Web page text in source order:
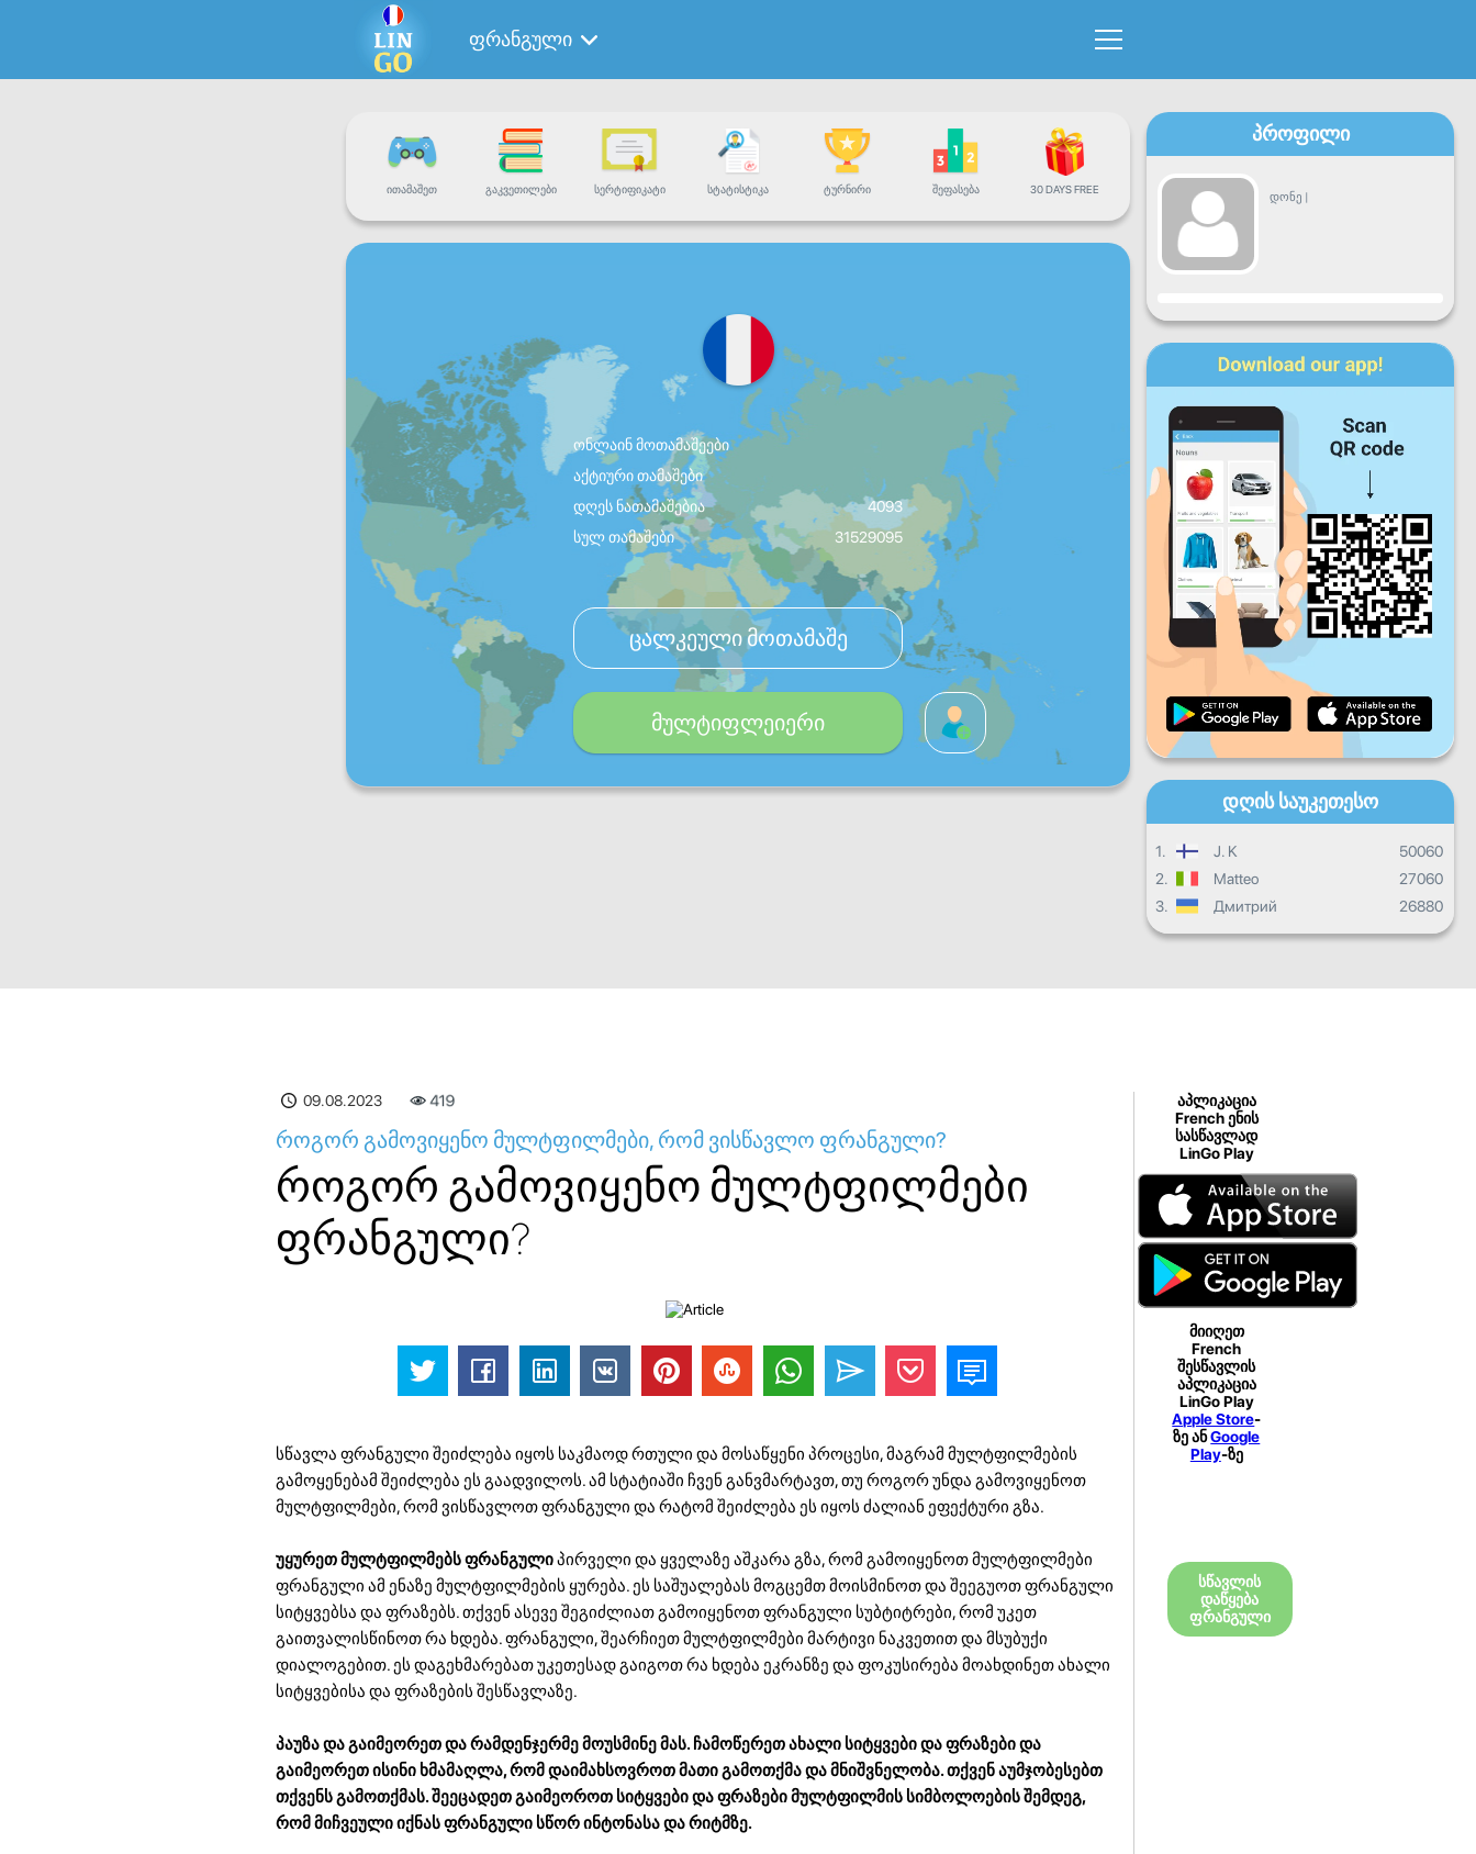
ფრანგული
ᲘᲗᲐᲛᲐᲨᲔᲗ ᲒᲐᲙᲕᲔᲗᲘᲚᲔᲑᲘ ᲡᲔᲠᲢᲘᲤᲘᲙᲐᲢᲘ ᲡᲢᲐᲢᲘᲡᲢᲘᲙᲐ ᲢᲣᲠᲜᲘᲠᲘ ᲨᲔᲤᲐᲡᲔᲑᲐ 30 DAYS FREE
ონლაინ მოთამაშეები
აქტიური თამაშები
დღეს ნათამაშებია
4093
სულ თამაშები
31529095
ცალკეული მოთამაშე
მულტიფლეიერი
პროფილი
დონე |
პროგრესი
ორშ ოთხ ხუთ
შაბ კვირ
ყოველდღიური პროგრესი
ყოველთვიური პროგრესი
Სერტიფიკატი
Საერთო პროგრესი
დღის საუკეთესო
1. J. K
50060
2.
Matteo
27060
3.
Дмитрий 26880
09.08.2023 419
როგორ გამოვიყენო მულტფილმები, რომ ვისწავლო ფრანგული?
როგორ გამოვიყენო მულტფილმები
ფრანგული?
სწავლა ფრანგული შეიძლება იყოს საკმაოდ რთული და მოსაწყენი პროცესი, მაგრამ მულტფილმების
გამოყენებამ შეიძლება ეს გაადვილოს. ამ სტატიაში ჩვენ განვმარტავთ, თუ როგორ უნდა გამოვიყენოთ
მულტფილმები, რომ ვისწავლოთ ფრანგული და რატომ შეიძლება ეს იყოს ძალიან ეფექტური გზა.
უყურეთ მულტფილმებს ფრანგულიპირველი და ყველაზე აშკარა გზა, რომ გამოიყენოთ მულტფილმები
ფრანგული ამ ენაზე მულტფილმების ყურება. ეს საშუალებას მოგცემთ მოისმინოთ და შეეგუოთ ფრანგული
სიტყვებსა და ფრაზებს. თქვენ ასევე შეგიძლიათ გამოიყენოთ ფრანგული სუბტიტრები, რომ უკეთ
გაითვალისწინოთ რა ხდება. ფრანგული, შეარჩიეთ მულტფილმები მარტივი ნაკვეთით და მსუბუქი
დიალოგებით. ეს დაგეხმარებათ უკეთესად გაიგოთ რა ხდება ეკრანზე და ფოკუსირება მოახდინეთ ახალი
სიტყვებისა და ფრაზების შესწავლაზე.
პაუზა და გაიმეორეთ და რამდენჯერმე მოუსმინე მას. ჩამოწერეთ ახალი სიტყვები და ფრაზები და
გაიმეორეთ ისინი ხმამაღლა, რომ დაიმახსოვროთ მათი გამოთქმა და მნიშვნელობა. თქვენ აუმჯობესებთ
თქვენს გამოთქმას. შეეცადეთ გაიმეოროთ სიტყვები და ფრაზები მულტფილმის სიმბოლოების შემდეგ,
რომ მიჩვეული იქნას ფრანგული სწორ ინტონასა და რიტმზე.
აპლიკაცია
French ენის
სასწავლად
LinGo Play
მიიღეთ
French
შესწავლის
აპლიკაცია
LinGo Play
Apple Store-
ზე ანGoogle
Play-ზე
სწავლის
დაწყება
ფრანგული